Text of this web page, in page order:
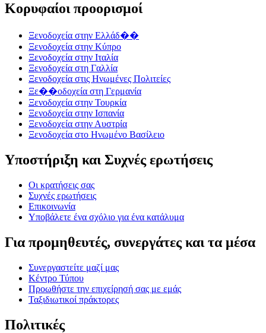
Κορυφαίοι προορισμοί
Ξενοδοχεία στην Ελλάδ��
Ξενοδοχεία στην Κύπρο
Ξενοδοχεία στην Ιταλία
Ξενοδοχεία στη Γαλλία
Ξενοδοχεία στις Ηνωμένες Πολιτείες
Ξε��οδοχεία στη Γερμανία
Ξενοδοχεία στην Τουρκία
Ξενοδοχεία στην Ισπανία
Ξενοδοχεία στην Αυστρία
Ξενοδοχεία στο Ηνωμένο Βασίλειο
Υποστήριξη και Συχνές ερωτήσεις
Οι κρατήσεις σας
Συχνές ερωτήσεις
Επικοινωνία
Υποβάλετε ένα σχόλιο για ένα κατάλυμα
Για προμηθευτές, συνεργάτες και τα μέσα
Συνεργαστείτε μαζί μας
Κέντρο Τύπου
Προωθήστε την επιχείρησή σας με εμάς
Ταξιδιωτικοί πράκτορες
Πολιτικές